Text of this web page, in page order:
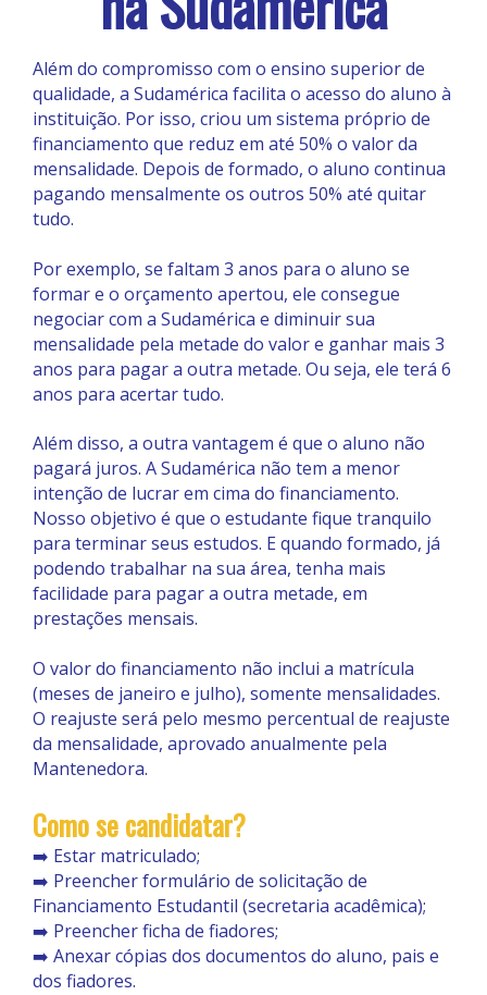
Além do compromisso com o ensino superior de
qualidade, a Sudamérica facilita o acesso do aluno à
instituição. Por isso, criou um sistema próprio de
financiamento que reduz em até 50% o valor da
mensalidade. Depois de formado, o aluno continua
pagando mensalmente os outros 50% até quitar
tudo.
Por exemplo, se faltam 3 anos para o aluno se
formar e o orçamento apertou, ele consegue
negociar com a Sudamérica e diminuir sua
mensalidade pela metade do valor e ganhar mais 3
anos para pagar a outra metade. Ou seja, ele terá 6
anos para acertar tudo.
Além disso, a outra vantagem é que o aluno não
pagará juros. A Sudamérica não tem a menor
intenção de lucrar em cima do financiamento.
Nosso objetivo é que o estudante fique tranquilo
para terminar seus estudos. E quando formado, já
podendo trabalhar na sua área, tenha mais
facilidade para pagar a outra metade, em
prestações mensais.
O valor do financiamento não inclui a matrícula
(meses de janeiro e julho), somente mensalidades.
O reajuste será pelo mesmo percentual de reajuste
da mensalidade, aprovado anualmente pela
Mantenedora.
Como se candidatar?
➡️ Estar matriculado;
➡️ Preencher formulário de solicitação de
Financiamento Estudantil (secretaria acadêmica);
➡️ Preencher ficha de fiadores;
➡️ Anexar cópias dos documentos do aluno, pais e
dos fiadores.